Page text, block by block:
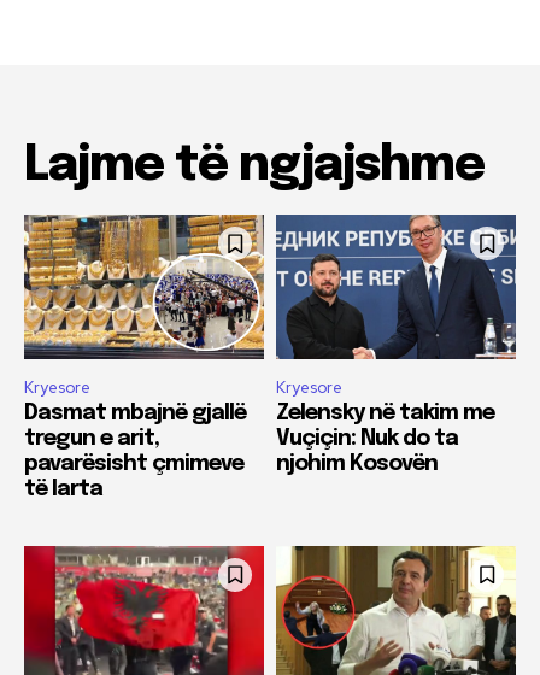
Lajme të ngjajshme
Kryesore
Dasmat mbajnë gjallë
tregun e arit,
pavarësisht çmimeve
të larta
Kryesore
Zelensky në takim me
Vuçiçin: Nuk do ta
njohim Kosovën